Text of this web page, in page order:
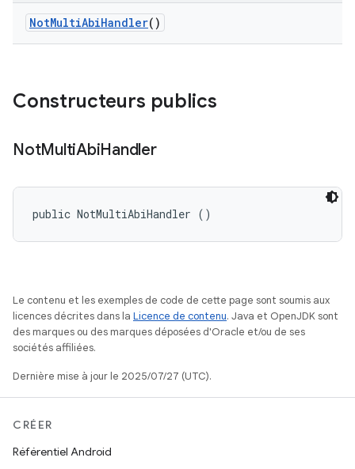
NotMultiAbiHandler()
Constructeurs publics
NotMultiAbiHandler
public NotMultiAbiHandler ()
Le contenu et les exemples de code de cette page sont soumis aux
licences décrites dans la Licence de contenu. Java et OpenJDK sont
des marques ou des marques déposées d'Oracle et/ou de ses
sociétés affiliées.
Dernière mise à jour le 2025/07/27 (UTC).
CRÉER
Référentiel Android